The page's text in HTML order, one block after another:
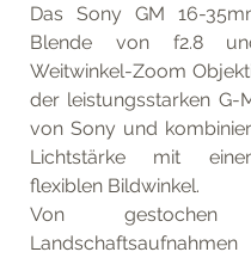
Das Sony GM 16-
Blende von f2.8
Weitwinkel-Zoom
der leistungsstarken G-
von Sony und
Lichtstärke mit
flexiblen Bildwinkel.
Von gestochen